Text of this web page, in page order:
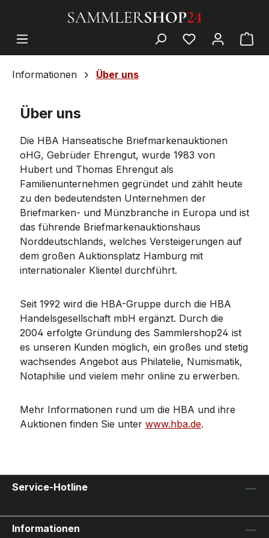
Informationen Über uns
Über uns
Die HBA Hanseatische Briefmarkenauktionen
oHG, Gebrüder Ehrengut, wurde 1983 von
Hubert und Thomas Ehrengut als
Familienunternehmen gegründet und zählt heute
zu den bedeutendsten Unternehmen der
Briefmarken- und Münzbranche in Europa und ist
das führende Briefmarkenauktionshaus
Norddeutschlands, welches Versteigerungen auf
dem großen Auktionsplatz Hamburg mit
internationaler Klientel durchführt.
Seit 1992 wird die HBA-Gruppe durch die HBA
Handelsgesellschaft mbH ergänzt. Durch die
2004 erfolgte Gründung des Sammlershop24 ist
es unseren Kunden möglich, ein großes und stetig
wachsendes Angebot aus Philatelie, Numismatik,
Notaphilie und vielem mehr online zu erwerben.
Mehr Informationen rund um die HBA und ihre
Auktionen finden Sie unter www.hba.de.
Service-Hotline
Informationen